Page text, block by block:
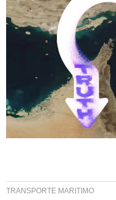
TRANSPORTE MARÍTIMO